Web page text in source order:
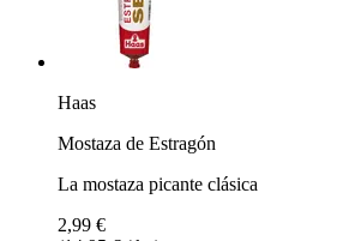
Haas
Mostaza de Estragón
La mostaza picante clásica
2,99 €